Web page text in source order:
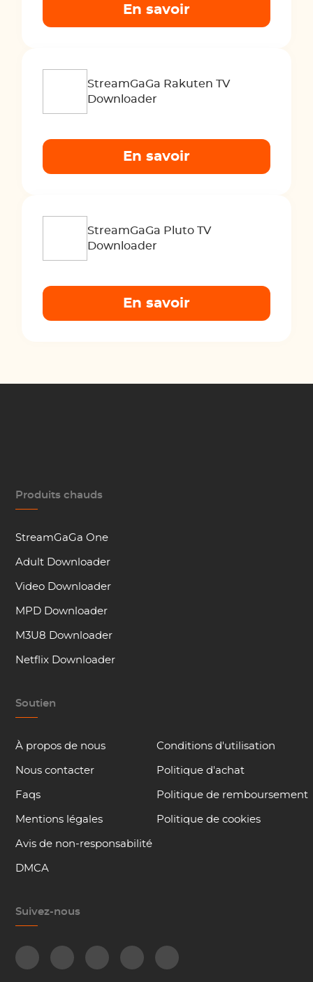
En savoir
StreamGaGa Rakuten TV
Downloader
En savoir
StreamGaGa Pluto TV
Downloader
En savoir
Produits chauds
StreamGaGa One
Adult Downloader
Video Downloader
MPD Downloader
M3U8 Downloader
Netflix Downloader
Soutien
À propos de nous
Nous contacter
Faqs
Mentions légales
Avis de non-responsabilité
DMCA
Conditions d'utilisation
Politique d'achat
Politique de remboursement
Politique de cookies
Suivez-nous